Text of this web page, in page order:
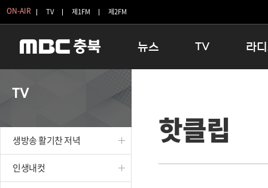
ON-AIR TV 제1FM 제2FM
뉴스
보은
TV
테마기행 길
전국시대
라
라디오특
TV
생방송 활기찬 저녁
인생내컷
핫클립